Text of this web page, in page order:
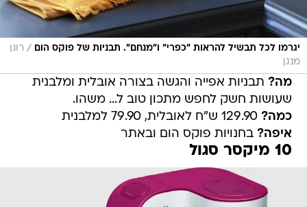
יגרמו לכל תבשיל להראות "כפרי" ו"מנחם". תבניות של פוקס הום / רונן
מנגן
מה? תבניות אפייה והגשה בצורה אובלית ומלבנית
שעושות חשק לחפש מתכון טוב ל... משהו.
כמה? 129.90 ש"ח לאובלית, 79.90 למלבנית
איפה? בחנויות פוקס הום ובאתר
10 מיקסר סגול